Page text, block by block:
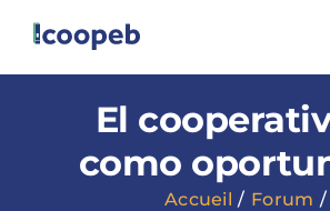
contenu
El
como
Accueil
Forum